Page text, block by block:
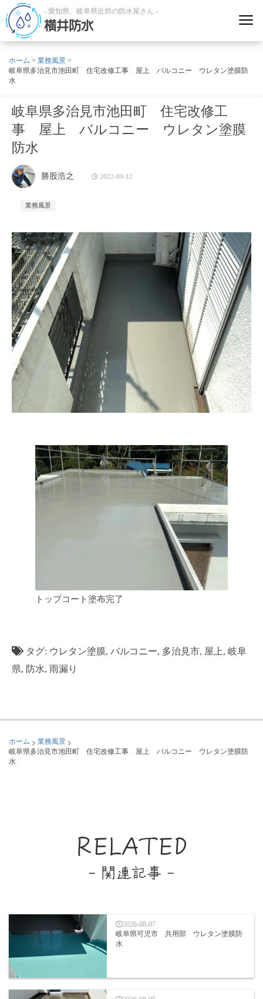
- 愛知県、岐阜県近郊の防水屋さん -
横井防水
ホーム > 業務風景 >
岐阜県多治見市池田町 住宅改修工事 屋上 バルコニー ウレタン塗膜防
水
岐阜県多治見市池田町 住宅改修工
事 屋上 バルコニー ウレタン塗膜
防水
勝股浩之 2022-09-12
業務風景
トップコート塗布完了
タグ: ウレタン塗膜, バルコニー, 多治見市, 屋上, 岐阜
県, 防水, 雨漏り
ホーム > 業務風景 >
岐阜県多治見市池田町 住宅改修工事 屋上 バルコニー ウレタン塗膜防
水
RELATED
- 関連記事 -
2026-08-07
岐阜県可児市 共用部 ウレタン塗膜防
水